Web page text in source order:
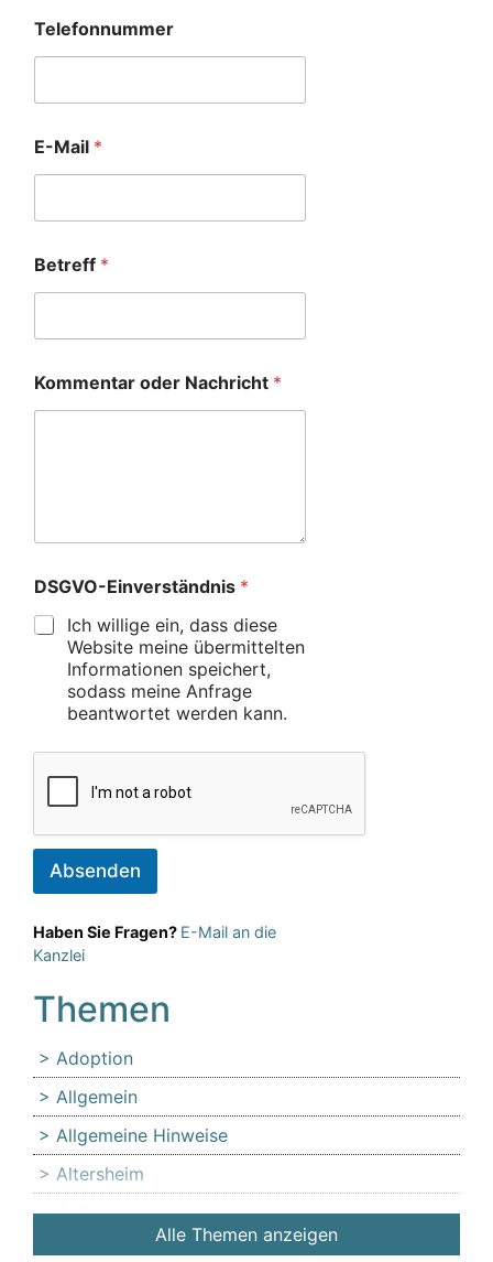
Telefonnummer
E-Mail *
Betreff *
Kommentar oder Nachricht *
DSGVO-Einverständnis *
Ich willige ein, dass diese
Website meine übermittelten
Informationen speichert,
sodass meine Anfrage
beantwortet werden kann.
Absenden
Haben Sie Fragen? E-Mail an die
Kanzlei
Themen
Adoption
Allgemein
Allgemeine Hinweise
Altersheim
Anfechtung
Angehörige
Alle Themen anzeigen